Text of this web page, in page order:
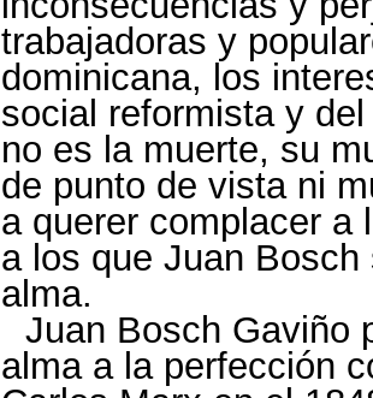
trabajadoras y
dominicana, los
social reformista y
no es la muerte, su
de punto de vista ni
a querer complacer a
a los que Juan
alma.
Juan Bosch Gaviño
alma a la perfección